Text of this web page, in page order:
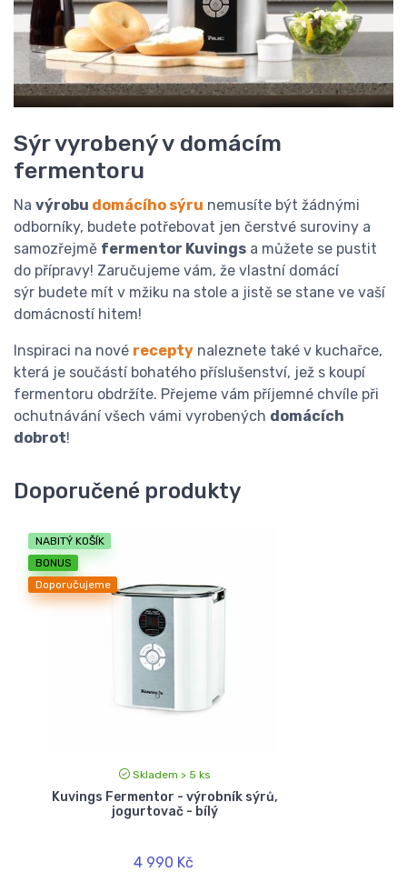
Sýr vyrobený v domácím
fermentoru
Na výrobu domácího sýru nemusíte být žádnými
odborníky, budete potřebovat jen čerstvé suroviny a
samozřejmě fermentor Kuvings a můžete se pustit
do přípravy! Zaručujeme vám, že vlastní domácí
sýr budete mít v mžiku na stole a jistě se stane ve vaší
domácností hitem!
Inspiraci na nové recepty naleznete také v kuchařce,
která je součástí bohatého příslušenství, jež s koupí
fermentoru obdržíte. Přejeme vám příjemné chvíle při
ochutnávání všech vámi vyrobených domácích
dobrot!
Doporučené produkty
NABITÝ KOŠÍK
BONUS
Doporučujeme
Skladem > 5 ks
Kuvings Fermentor - výrobník sýrů,
jogurtovač - bílý
4 990 Kč